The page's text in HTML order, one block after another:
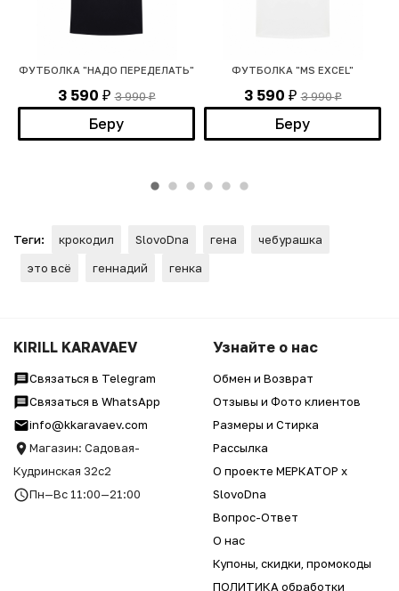
ФУТБОЛКА "НАДО ПЕРЕДЕЛАТЬ"
3 590 ₽ 3 990₽
Беру
ФУТБОЛКА "MS EXCEL"
3 590 ₽ 3 990₽
Беру
Теги: крокодил SlovoDna гена
чебурашка
это всё
геннадий генка
KIRILL KARAVAEV
Связаться в Telegram
Связаться в WhatsApp
info@kkaravaev.com
Магазин: Садовая-
Кудринская 32с2
Пн—Вс 11:00—21:00
Узнайте о нас
Обмен и Возврат
Отзывы и Фото клиентов
Размеры и Стирка
Рассылка
О проекте МЕРКАТОР x
SlovoDna
Вопрос-Ответ
О нас
Купоны, скидки, промокоды
ПОЛИТИКА обработки